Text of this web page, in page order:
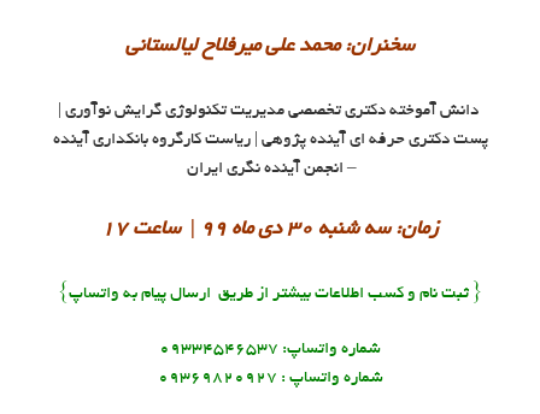
سخنران: محمد على میرفلاح لیالستانی
دانش آموخته دکتری تخصصی مدیریت تکنولوژی گرایش نوآوری |
پست دکتری حرفه ای آینده پژوهی | ریاست کارگروه بانکدارى آینده
– انجمن آینده نگری ایران
زمان: سه شنبه ٣٠ دى ماه ٩٩ | ساعت ١٧
{ ثبت نام و کسب اطلاعات بیشتر از طریق ارسال پیام به واتساپ}
شماره واتساپ: ٠٩٣٣۴۵۴۶۵٣٧
شماره واتساپ : ٠٩٣۶٩٨٢٠٩٢٧